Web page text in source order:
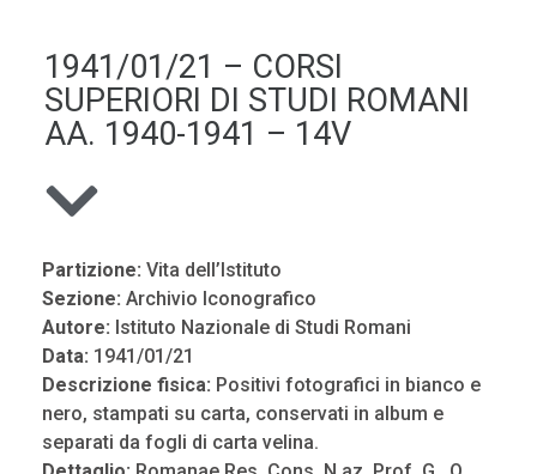
.LA "VITA DELL'ISTITUTO" ATTRAVERSO LE IMMAGINI
1941/01/21 – CORSI
SUPERIORI DI STUDI ROMANI
AA. 1940-1941 – 14V
Partizione: Vita dell’Istituto
Sezione: Archivio Iconografico
Autore: Istituto Nazionale di Studi Romani
Data: 1941/01/21
Descrizione fisica: Positivi fotografici in bianco e
nero, stampati su carta, conservati in album e
separati da fogli di carta velina.